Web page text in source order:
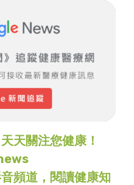
天關注您健康！
頻道，閱讀健康知